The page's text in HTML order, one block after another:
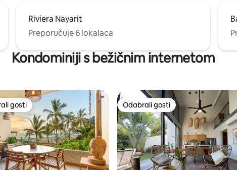
Riviera Nayarit
Preporučuje 6 lokalaca
Kondominiji s bežičnim internetom
rangiranima s oznakom „Odabrali gosti”
gosti Odabrali gosti
Odabrali gosti